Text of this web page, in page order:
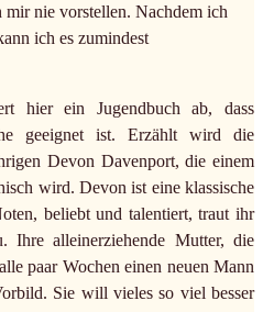
nie vorstellen. Nachdem ich
ich es zumindest
hier ein Jugendbuch ab, dass
geeignet ist. Erzählt wird die
Devon Davenport, die einem
wird. Devon ist eine klassische
beliebt und talentiert, traut ihr
Ihre alleinerziehende Mutter, die
paar Wochen einen neuen Mann
Sie will vieles so viel besser